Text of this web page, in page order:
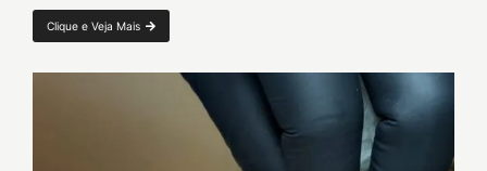
Clique e Veja Mais